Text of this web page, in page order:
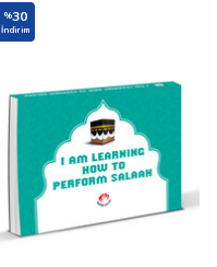
%30
İndirim